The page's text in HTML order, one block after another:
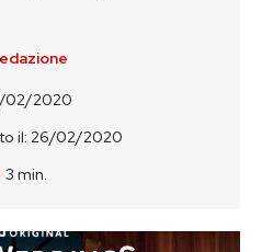
02/2020
il: 26/02/2020
3 min.